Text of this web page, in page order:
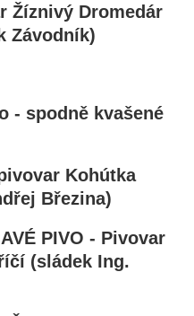
Žíznivý Dromedár
Závodník)
- spodně kvašené
Kohútka
Březina)
PIVO - Pivovar
(sládek Ing.